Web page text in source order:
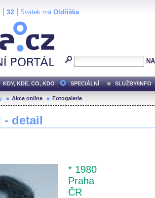
| 32 Svátek má Oldřiška
KDY, KDE, CO, KDO SPECIÁLNÍ SLUŽBY/INFO
Akce online Fotogalerie
- detail
* 1980
Praha
ČR